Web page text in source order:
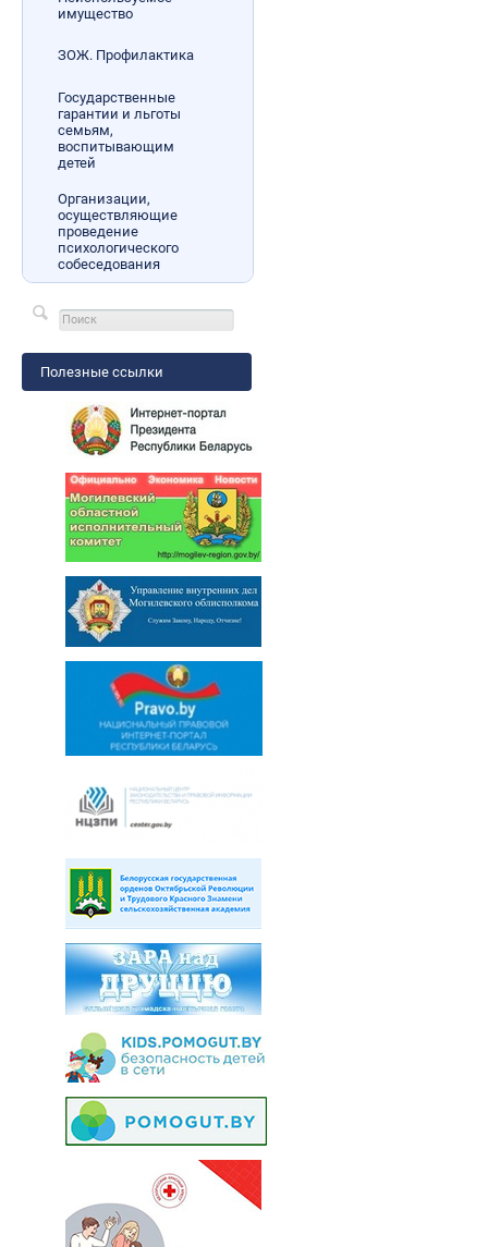
имущество
ЗОЖ. Профилактика
Государственные
гарантии и льготы
семьям,
воспитывающим
детей
Организации,
осуществляющие
проведение
психологического
собеседования
Полезные ссылки